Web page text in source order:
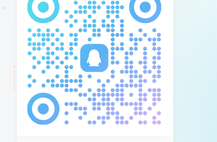
CentOS7 CorePress cpu cydia DCRM